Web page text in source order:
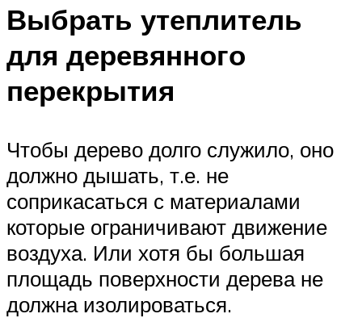
Выбрать утеплитель
для деревянного
перекрытия
Чтобы дерево долго служило, оно
должно дышать, т.е. не
соприкасаться с материалами
которые ограничивают движение
воздуха. Или хотя бы большая
площадь поверхности дерева не
должна изолироваться.